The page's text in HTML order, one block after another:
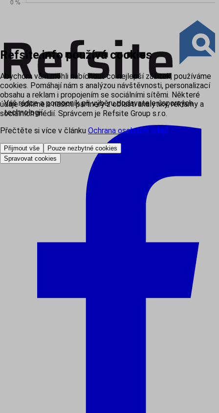
Váš rádce a pomocník při výběru dodavatele úsporných
technologií
Refsite.info používá cookies
Abychom vám mohli nabídnout co nejlepší zážitek, používáme
cookies. Pomáhají nám s analýzou návštěvnosti, personalizací
obsahu a reklam i propojením se sociálními sítěmi. Některé
údaje sdílíme s našimi partnery z oblasti analytiky, reklamy a
sociálních médií. Správcem je Refsite Group s.r.o.
Přečtěte si více v článku Ochrana osobních údajů.
Přijmout vše
Pouze nezbytné cookies
Spravovat cookies